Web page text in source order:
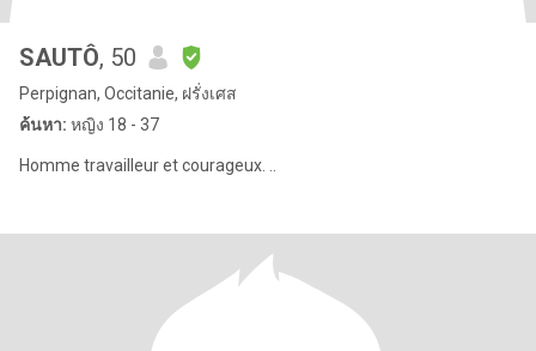
SAUTÔ, 50
Perpignan, Occitanie, ฝรั่งเศส
ค้นหา: หญิง 18 - 37